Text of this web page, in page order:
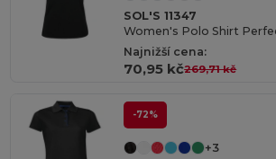
SOL'S 11347
Women's Polo Shirt
Najnižší cena:
70,95 kč269,71 kč
-72%
+3